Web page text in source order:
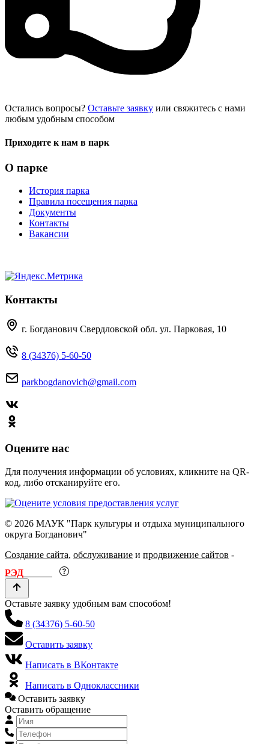
Остались вопросы? Оставьте заявку или свяжитесь с нами
любым удобным способом
Приходите к нам в парк
О парке
История парка
Правила посещения парка
Документы
Контакты
Вакансии
Контакты
г. Богданович Свердловской обл. ул. Парковая, 10
8 (34376) 5-60-50
parkbogdanovich@gmail.com
Оцените нас
Для получения информации об условиях, кликните на QR-
код, либо отсканируйте его.
© 2026 МАУК "Парк культуры и отдыха муниципального
округа Богданович"
Создание сайта, обслуживание и продвижение сайтов -
РЭД
Оставьте заявку удобным вам способом!
8 (34376) 5-60-50
Оставить заявку
Написать в ВКонтакте
Написать в Одноклассники
Оставить заявку
Оставить обращение